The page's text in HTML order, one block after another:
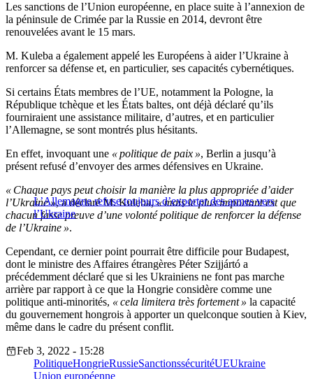
Les sanctions de l’Union européenne, en place suite à l’annexion de
la péninsule de Crimée par la Russie en 2014, devront être
renouvelées avant le 15 mars.
M. Kuleba a également appelé les Européens à aider l’Ukraine à
renforcer sa défense et, en particulier, ses capacités cybernétiques.
Si certains États membres de l’UE, notamment la Pologne, la
République tchèque et les États baltes, ont déjà déclaré qu’ils
fourniraient une assistance militaire, d’autres, et en particulier
l’Allemagne, se sont montrés plus hésitants.
En effet, invoquant une « politique de paix », Berlin a jusqu’à
présent refusé d’envoyer des armes défensives en Ukraine.
L’Allemagne refuse toujours d’exporter des armes vers
l’Ukraine
« Chaque pays peut choisir la manière la plus appropriée d’aider
l’Ukraine », a déclaré M. Kuleba,« mais le plus important est que
chacun fasse preuve d’une volonté politique de renforcer la défense
de l’Ukraine ».
Cependant, ce dernier point pourrait être difficile pour Budapest,
dont le ministre des Affaires étrangères Péter Szijjártó a
précédemment déclaré que si les Ukrainiens ne font pas marche
arrière par rapport à ce que la Hongrie considère comme une
politique anti-minorités, « cela limitera très fortement » la capacité
du gouvernement hongrois à apporter un quelconque soutien à Kiev,
même dans le cadre du présent conflit.
Feb 3, 2022 - 15:28
PolitiqueHongrieRussieSanctionssécuritéUEUkraine
Union européenne